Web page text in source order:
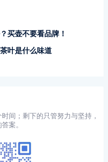
买壶不要看品牌！
叶是什么味道
间；剩下的只管努力与坚持，
案。